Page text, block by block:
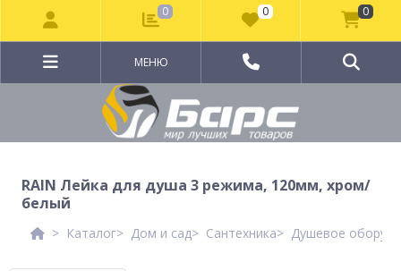
МЕНЮ
RAIN Лейка для душа 3 режима, 120мм, хром/
белый
Каталог Дом и сад Сантехника Душевое
0 0 0